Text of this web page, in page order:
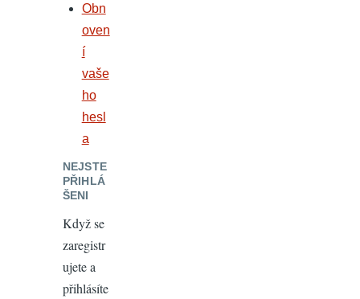
Obn
oven
í
vaše
ho
hesl
a
NEJSTE
PŘIHLÁ
ŠENI
Když se
zaregistr
ujete a
přihlásíte